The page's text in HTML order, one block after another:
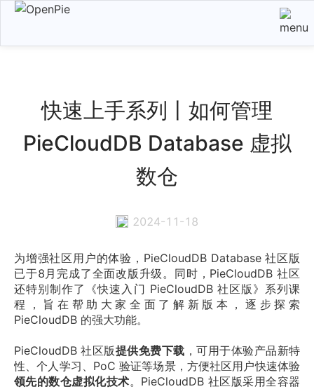
快速上手系列丨如何管理
PieCloudDB Database 虚拟
数仓
2024-11-18
为增强社区用户的体验，PieCloudDB Database 社区版
已于8月完成了全面改版升级。同时，PieCloudDB 社区
还特别制作了《快速入门 PieCloudDB 社区版》系列课
程，旨在帮助大家全面了解新版本，逐步探索
PieCloudDB 的强大功能。
PieCloudDB 社区版提供免费下载 ，可用于体验产品新特
性、个人学习、PoC 验证等场景，方便社区用户快速体验
领先的数仓虚拟化技术。PieCloudDB 社区版采用全容器